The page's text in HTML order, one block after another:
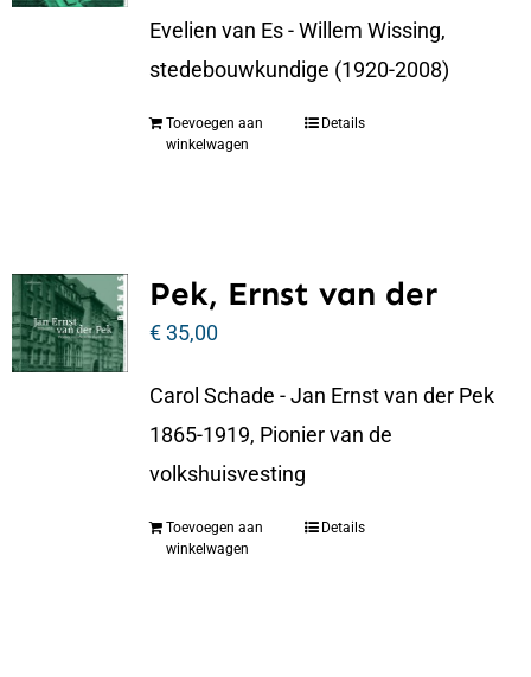
Evelien van Es - Willem Wissing,
stedebouwkundige (1920-2008)
Toevoegen aan
winkelwagen
Details
Pek, Ernst van der
€35,00
Carol Schade - Jan Ernst van der Pek
1865-1919, Pionier van de
volkshuisvesting
Toevoegen aan
winkelwagen
Details